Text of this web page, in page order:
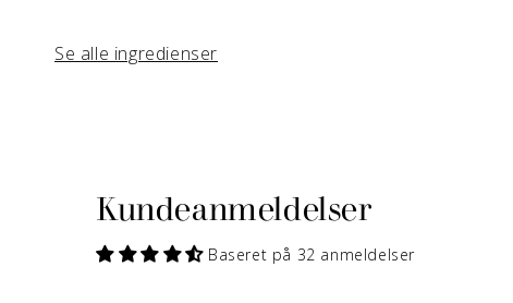
Se alle ingredienser
Kundeanmeldelser
Baseret på 32 anmeldelser